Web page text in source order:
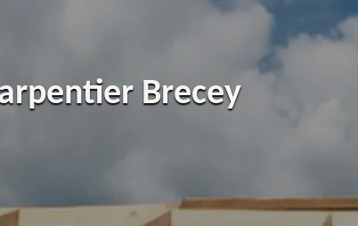
Brecey